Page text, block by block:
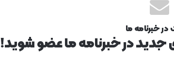
در خبرنامه ما
جدید در خبرنامه ما عضو شوید!